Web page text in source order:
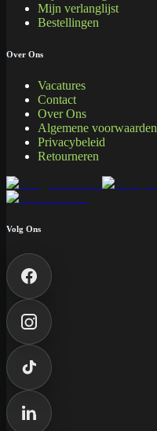
Mijn verlanglijst
Bestellingen
Over Ons
Vacatures
Contact
Over Ons
Algemene voorwaarden
Privacybeleid
Retourneren
Volg Ons